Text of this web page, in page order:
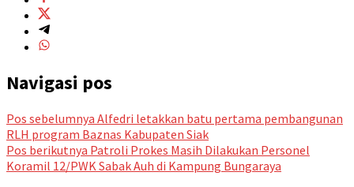
Navigasi pos
Pos sebelumnya Alfedri letakkan batu pertama pembangunan
RLH program Baznas Kabupaten Siak
Pos berikutnya Patroli Prokes Masih Dilakukan Personel
Koramil 12/PWK Sabak Auh di Kampung Bungaraya